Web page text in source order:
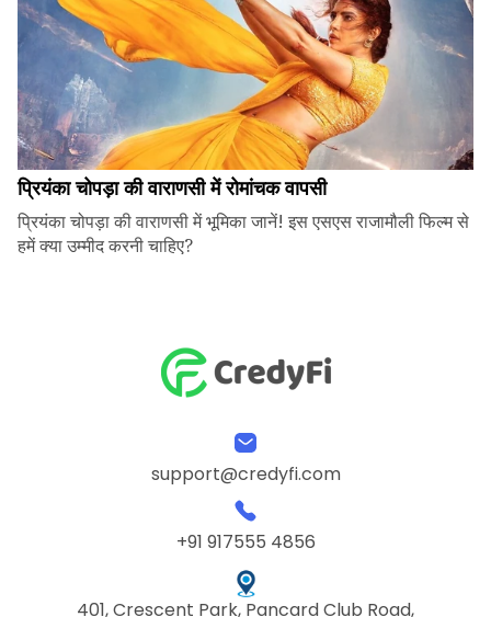
प्रियंका चोपड़ा की वाराणसी में रोमांचक वापसी
प्रियंका चोपड़ा की वाराणसी में भूमिका जानें! इस एसएस राजामौली फिल्म से
हमें क्या उम्मीद करनी चाहिए?
support@credyfi.com
+91 917555 4856
401, Crescent Park, Pancard Club Road,